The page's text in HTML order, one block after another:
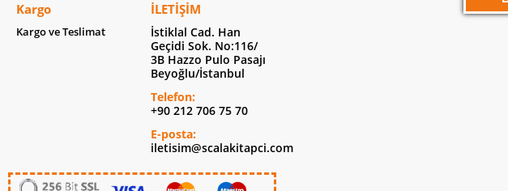
Kargo
Kargo ve Teslimat
İLETIŞIM
İstiklal Cad. Han
Geçidi Sok. No:116/
3B Hazzo Pulo Pasajı
Beyoğlu/İstanbul
Telefon:
+90 212 706 75 70
E-posta:
iletisim@scalakitapci.com